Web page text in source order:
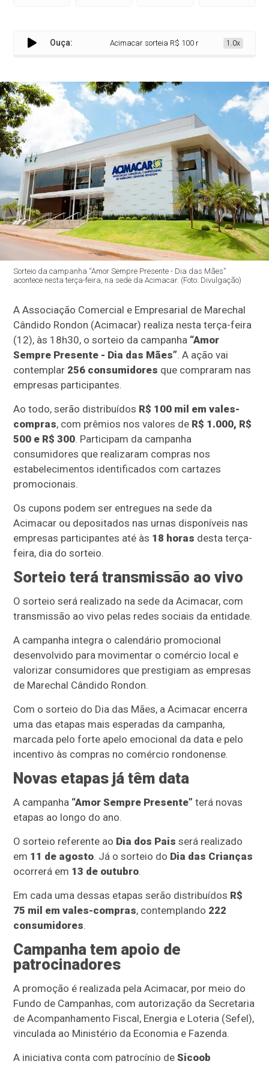
Ouça: Acimacar sorteia R$ 100 mil em vales-compras
1.0x
Sorteio da campanha “Amor Sempre Presente - Dia das Mães”
acontece nesta terça-feira, na sede da Acimacar. (Foto: Divulgação)
A Associação Comercial e Empresarial de Marechal
Cândido Rondon (Acimacar) realiza nesta terça-feira
(12), às 18h30, o sorteio da campanha “Amor
Sempre Presente - Dia das Mães”. A ação vai
contemplar 256 consumidores que compraram nas
empresas participantes.
Ao todo, serão distribuídos R$ 100 mil em vales-
compras, com prêmios nos valores de R$ 1.000, R$
500 e R$ 300. Participam da campanha
consumidores que realizaram compras nos
estabelecimentos identificados com cartazes
promocionais.
Os cupons podem ser entregues na sede da
Acimacar ou depositados nas urnas disponíveis nas
empresas participantes até às 18 horas desta terça-
feira, dia do sorteio.
Sorteio terá transmissão ao vivo
O sorteio será realizado na sede da Acimacar, com
transmissão ao vivo pelas redes sociais da entidade.
A campanha integra o calendário promocional
desenvolvido para movimentar o comércio local e
valorizar consumidores que prestigiam as empresas
de Marechal Cândido Rondon.
Com o sorteio do Dia das Mães, a Acimacar encerra
uma das etapas mais esperadas da campanha,
marcada pelo forte apelo emocional da data e pelo
incentivo às compras no comércio rondonense.
Novas etapas já têm data
A campanha “Amor Sempre Presente” terá novas
etapas ao longo do ano.
O sorteio referente ao Dia dos Pais será realizado
em 11 de agosto. Já o sorteio do Dia das Crianças
ocorrerá em 13 de outubro.
Em cada uma dessas etapas serão distribuídos R$
75 mil em vales-compras, contemplando 222
consumidores.
Campanha tem apoio de
patrocinadores
A promoção é realizada pela Acimacar, por meio do
Fundo de Campanhas, com autorização da Secretaria
de Acompanhamento Fiscal, Energia e Loteria (Sefel),
vinculada ao Ministério da Economia e Fazenda.
A iniciativa conta com patrocínio deSicoob